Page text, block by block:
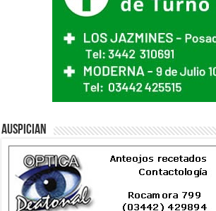
Auspician